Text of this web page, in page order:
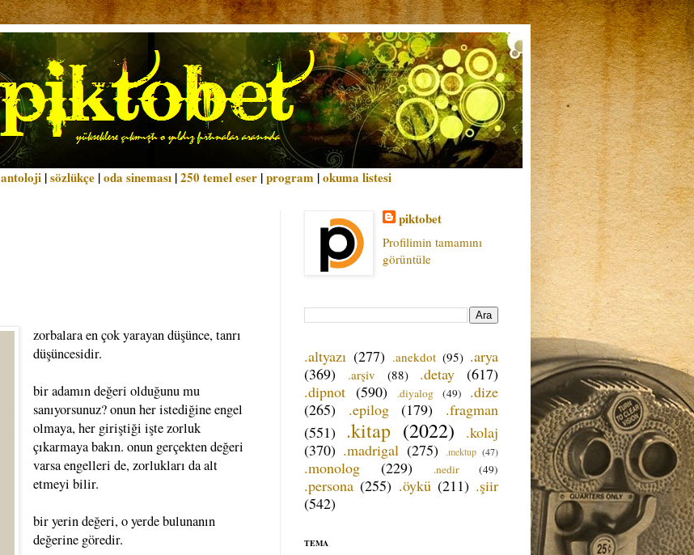
antoloji |sözlükçe |oda sineması |250 temel eser |program |okuma listesi
zorbalara en çok yarayan düşünce, tanrı
düşüncesidir.
bir adamın değeri olduğunu mu
sanıyorsunuz? onun her istediğine engel
olmaya, her giriştiği işte zorluk
çıkarmaya bakın. onun gerçekten değeri
varsa engelleri de, zorlukları da alt
etmeyi bilir.
bir yerin değeri, o yerde bulunanın
değerine göredir.
piktobet
Profilimin tamamını
görüntüle
.altyazı (277) .anekdot (95) .arya
(369)
.arşiv (88) .detay
(617)
.dipnot (590) .diyalog (49)
.dize
(265)
.epilog (179)
.fragman
(551) .kitap (2022)
.kolaj
(370) .madrigal (275) .mektup (47)
.monolog (229) .nedir (49)
.persona (255) .öykü (211) .şiir
(542)
TEMA